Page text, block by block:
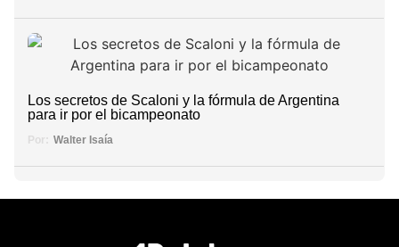
Los secretos de Scaloni y la fórmula de Argentina
para ir por el bicampeonato
Por: Walter Isaía